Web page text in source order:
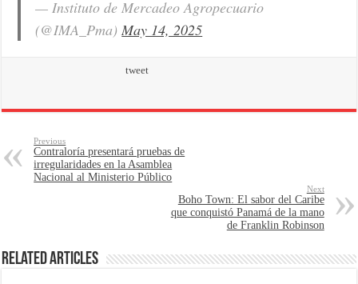
— Instituto de Mercadeo Agropecuario
(@IMA_Pma)May 14, 2025
tweet
Previous
Contraloría presentará pruebas de
irregularidades en la Asamblea
Nacional al Ministerio Público
Next
Boho Town: El sabor del Caribe
que conquistó Panamá de la mano
de Franklin Robinson
Related Articles